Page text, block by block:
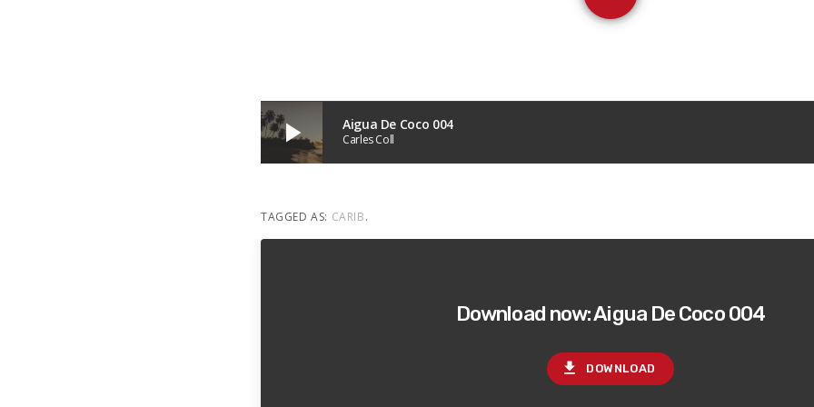
play_arrow Aigua De Coco 004
Carles Coll
TAGGED AS: CARIB.
Download now: Aigua De Coco 004
file_download DOWNLOAD